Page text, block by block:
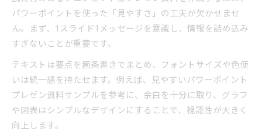
パワーポイントを使った「見やすさ」の工夫が欠かせませ
ん。まず、1スライド1メッセージを意識し、情報を詰め込み
すぎないことが重要です。
テキストは要点を箇条書きでまとめ、フォントサイズや色使
いは統一感を持たせます。例えば、見やすいパワーポイント
プレゼン資料サンプルを参考に、余白を十分に取り、グラフ
や図表はシンプルなデザインにすることで、視認性が大きく
向上します。